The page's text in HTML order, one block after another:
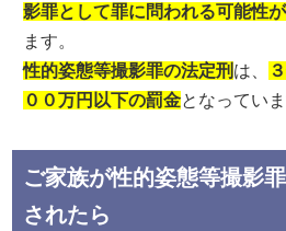
影罪として罪に問われる可能性
ます。
性的姿態等撮影罪の法定刑 は、
００万円以下の罰金となっていま
ご家族が性的姿態等撮影
されたら